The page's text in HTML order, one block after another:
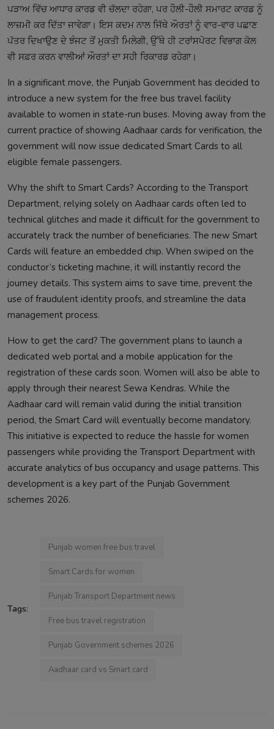
ਪੜਾਅ ਵਿੱਚ ਆਧਾਰ ਕਾਰਡ ਵੀ ਚੱਲਦਾ ਰਹੇਗਾ, ਪਰ ਹੌਲੀ-ਹੌਲੀ ਸਮਾਰਟ ਕਾਰਡ ਨੂੰ
ਲਾਜ਼ਮੀ ਕਰ ਦਿੱਤਾ ਜਾਵੇਗਾ। ਇਸ ਕਦਮ ਨਾਲ ਜਿੱਥੇ ਔਰਤਾਂ ਨੂੰ ਵਾਰ-ਵਾਰ ਪਛਾਣ
ਪੱਤਰ ਦਿਖਾਉਣ ਦੇ ਝੰਜਟ ਤੋਂ ਮੁਕਤੀ ਮਿਲੇਗੀ, ਉੱਥੇ ਹੀ ਟਰਾਂਸਪੋਰਟ ਵਿਭਾਗ ਕੋਲ
ਵੀ ਸਫ਼ਰ ਕਰਨ ਵਾਲੀਆਂ ਔਰਤਾਂ ਦਾ ਸਹੀ ਰਿਕਾਰਡ ਰਹੇਗਾ।
In a significant move, the Punjab Government has decided to
introduce a new system for the free bus travel facility
available to women in state-run buses. Moving away from the
current practice of showing Aadhaar cards for verification, the
government will now issue dedicated Smart Cards to all
eligible female passengers.
Why the shift to Smart Cards? According to the Transport
Department, relying solely on Aadhaar cards often led to
technical glitches and made it difficult for the government to
accurately track the number of beneficiaries. The new Smart
Cards will feature an embedded chip. When swiped on the
conductor’s ticketing machine, it will instantly record the
journey details. This system aims to save time, prevent the
use of fraudulent identity proofs, and streamline the data
management process.
How to get the card? The government plans to launch a
dedicated web portal and a mobile application for the
registration of these cards soon. Women will also be able to
apply through their nearest Sewa Kendras. While the
Aadhaar card will remain valid during the initial transition
period, the Smart Card will eventually become mandatory.
This initiative is expected to reduce the hassle for women
passengers while providing the Transport Department with
accurate analytics of bus occupancy and usage patterns. This
development is a key part of the Punjab Government
schemes 2026.
Tags:
Punjab women free bus travel
Smart Cards for women
Punjab Transport Department news
Free bus travel registration
Punjab Government schemes 2026
Aadhaar card vs Smart card